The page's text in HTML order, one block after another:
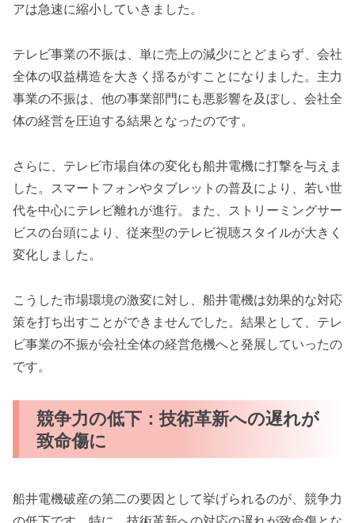
アは急速に縮小していきました。
テレビ事業の不振は、単に売上の減少にとどまらず、会社
全体の収益構造を大きく揺るがすことになりました。主力
事業の不振は、他の事業部門にも悪影響を及ぼし、会社全
体の経営を圧迫する結果となったのです。
さらに、テレビ市場自体の変化も船井電機に打撃を与えま
した。スマートフォンやタブレットの普及により、若い世
代を中心にテレビ離れが進行。また、ストリーミングサー
ビスの台頭により、従来型のテレビ視聴スタイルが大きく
変化しました。
こうした市場環境の激変に対し、船井電機は効果的な対応
策を打ち出すことができませんでした。結果として、テレ
ビ事業の不振が会社全体の経営危機へと発展していったの
です。
競争力の低下：技術革新への遅れが
致命傷に
船井電機破産の第二の要因として挙げられるのが、競争力